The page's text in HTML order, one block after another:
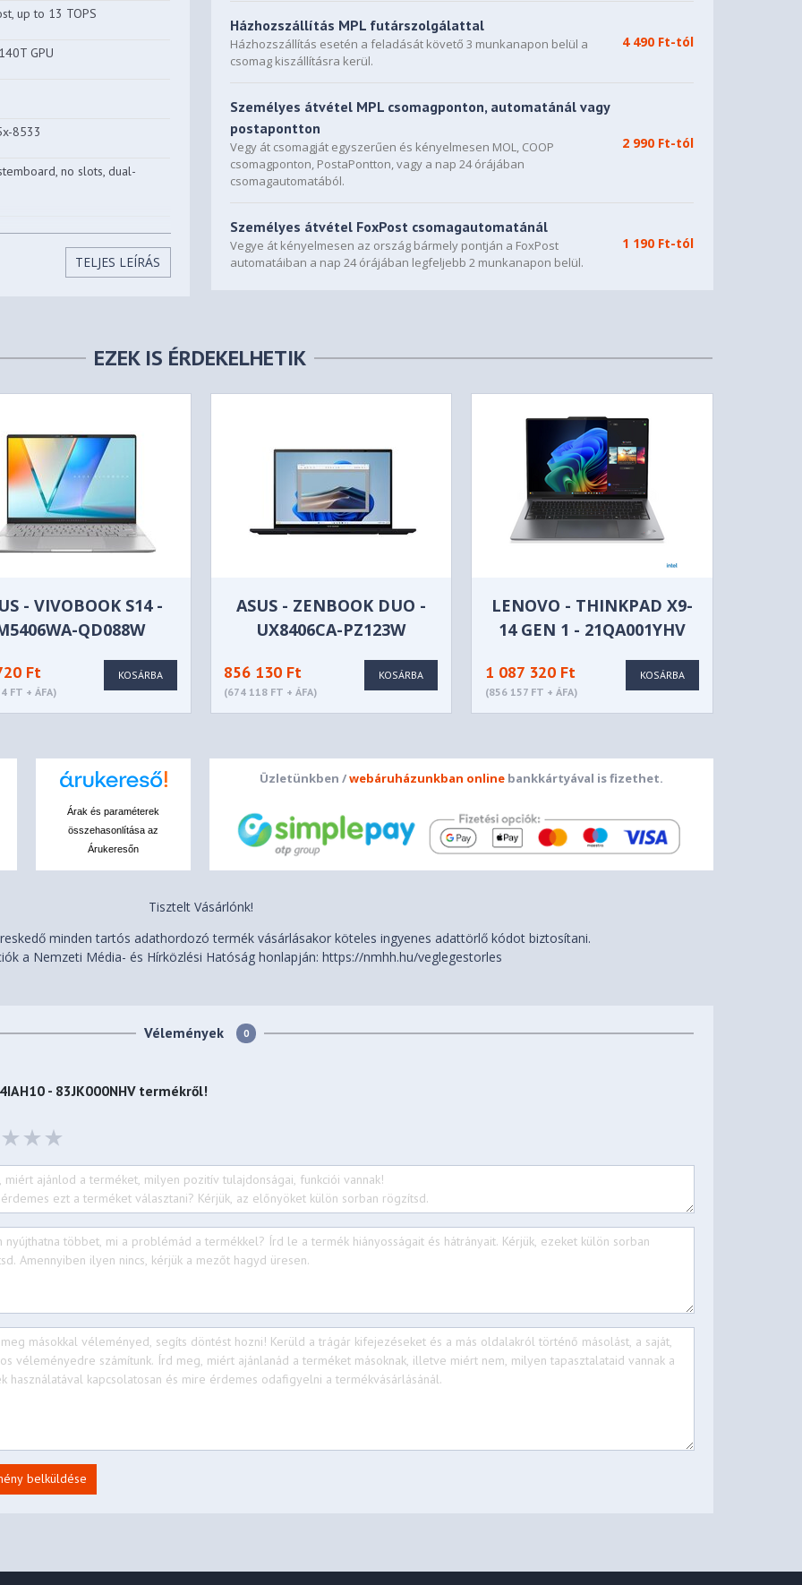
up to 13 TOPS
GPU
8533
no slots, dual-
not upgradable
4.0x4 NVMe®
2242 PCIe® 4.0 x4 slot • One
with Dolby Atmos®
DCI-P3, DisplayHDR™
multi-touch touchpad, supports
x 8.7 x 0.61 inches)
lbs)
TELJES LEÍRÁS
Házhozszállítás MPL futárszolgálattal
Házhozszállítás esetén a feladását követő 3 munkanapon belül a
csomag kiszállításra kerül.
4 490 Ft-tól
Személyes átvétel MPL csomagponton, automatánál vagy
postapontton
Vegy át csomagját egyszerűen és kényelmesen MOL, COOP
csomagponton, PostaPontton, vagy a nap 24 órájában
csomagautomatából.
2 990 Ft-tól
Személyes átvétel FoxPost csomagautomatánál
Vegye át kényelmesen az ország bármely pontján a FoxPost
automatáiban a nap 24 órájában legfeljebb 2 munkanapon belül.
1 190 Ft-tól
EZEK IS ÉRDEKELHETIK
- VIVOBOOK S14 -
QD088W
Ft
FT + ÁFA)
KOSÁRBA
ASUS - ZENBOOK DUO -
UX8406CA-PZ123W
856 130 Ft
(674 118 FT + ÁFA)
KOSÁRBA
LENOVO - THINKPAD X9-
14 GEN 1 - 21QA001YHV
1 087 320 Ft
(856 157 FT + ÁFA)
KOSÁRBA
Árak és paraméterek
összehasonlítása az
Árukeresőn
Üzletünkben /webáruházunkban online bankkártyával is fizethet.
Tisztelt Vásárlónk!
minden tartós adathordozó termék vásárlásakor köteles ingyenes adattörlő kódot biztosítani.
a Nemzeti Média- és Hírközlési Hatóság honlapján: https://nmhh.hu/veglegestorles
Vélemények 0
- 83JK000NHVtermékről!
belküldése